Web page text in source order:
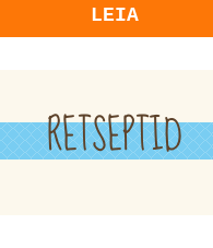
LEIA
RETSEPTID